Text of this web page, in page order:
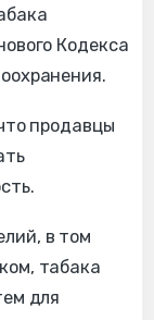
Кодекса
продавцы
в том
табака
для